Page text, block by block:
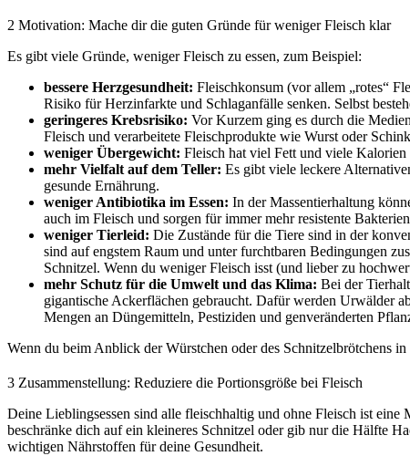
2 Motivation: Mache dir die guten Gründe für weniger Fleisch klar
Es gibt viele Gründe, weniger Fleisch zu essen, zum Beispiel:
bessere Herzgesundheit: Fleischkonsum (vor allem „rotes“
Risiko für Herzinfarkte und Schlaganfälle senken. Selbst
geringeres Krebsrisiko: Vor Kurzem ging es durch die
Fleisch und verarbeitete Fleischprodukte wie Wurst oder
weniger Übergewicht: Fleisch hat viel Fett und viele
mehr Vielfalt auf dem Teller: Es gibt viele leckere
gesunde Ernährung.
weniger Antibiotika im Essen: In der Massentierhaltung
auch im Fleisch und sorgen für immer mehr resistente
weniger Tierleid: Die Zustände für die Tiere sind in der
sind auf engstem Raum und unter furchtbaren Bedingungen
Schnitzel. Wenn du weniger Fleisch isst (und lieber zu
mehr Schutz für die Umwelt und das Klima: Bei der
gigantische Ackerflächen gebraucht. Dafür werden Urwälder
Mengen an Düngemitteln, Pestiziden und genveränderten
Wenn du beim Anblick der Würstchen oder des Schnitzelbrötchens
3 Zusammenstellung: Reduziere die Portionsgröße bei Fleisch
Deine Lieblingsessen sind alle fleischhaltig und ohne Fleisch ist
beschränke dich auf ein kleineres Schnitzel oder gib nur die Hälfte
wichtigen Nährstoffen für deine Gesundheit.